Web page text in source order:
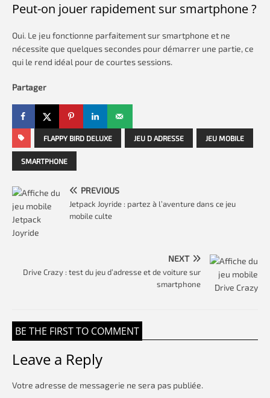
Peut-on jouer rapidement sur smartphone ?
Oui. Le jeu fonctionne parfaitement sur smartphone et ne
nécessite que quelques secondes pour démarrer une partie, ce
qui le rend idéal pour de courtes sessions.
Partager
FLAPPY BIRD DELUXE JEU D ADRESSE JEU MOBILE
SMARTPHONE
PREVIOUS
Jetpack Joyride : partez à l’aventure dans ce jeu
mobile culte
NEXT
Drive Crazy : test du jeu d’adresse et de voiture sur
smartphone
BE THE FIRST TO COMMENT
Leave a Reply
Votre adresse de messagerie ne sera pas publiée.